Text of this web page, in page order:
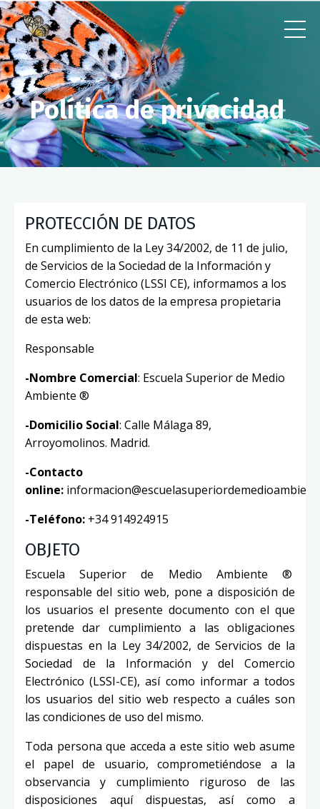
Política de privacidad
PROTECCIÓN DE DATOS
En cumplimiento de la Ley 34/2002, de 11 de julio,
de Servicios de la Sociedad de la Información y
Comercio Electrónico (LSSI CE), informamos a los
usuarios de los datos de la empresa propietaria
de esta web:
Responsable
-Nombre Comercial: Escuela Superior de Medio
Ambiente ®
-Domicilio Social: Calle Málaga 89,
Arroyomolinos. Madrid.
-Contacto
online:
-Teléfono: +34 914924915
OBJETO
Escuela Superior de Medio Ambiente ®
responsable del sitio web, pone a disposición de
los usuarios el presente documento con el que
pretende dar cumplimiento a las obligaciones
dispuestas en la Ley 34/2002, de Servicios de la
Sociedad de la Información y del Comercio
Electrónico (LSSI-CE), así como informar a todos
los usuarios del sitio web respecto a cuáles son
las condiciones de uso del mismo.
Toda persona que acceda a este sitio web asume
el papel de usuario, comprometiéndose a la
observancia y cumplimiento riguroso de las
disposiciones aquí dispuestas, así como a